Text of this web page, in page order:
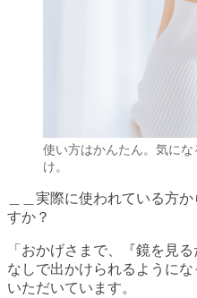
使い方はかんたん。気に
け。
＿＿実際に使われている方
すか？
「おかげさまで、『鏡を見
なしで出かけられるように
いただいています。